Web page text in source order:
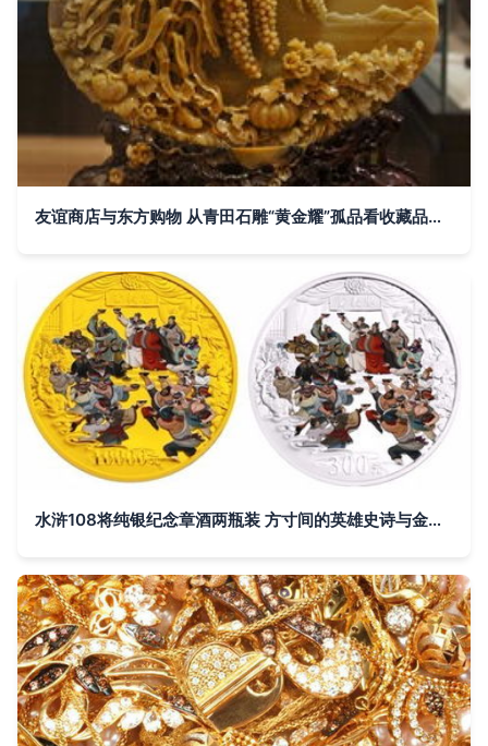
友谊商店与东方购物 从青田石雕“黄金耀”孤品看收藏品市场的绿色基因与金银魅力
水浒108将纯银纪念章酒两瓶装 方寸间的英雄史诗与金银匠艺